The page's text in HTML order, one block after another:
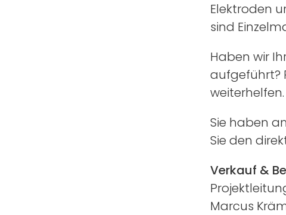
Elektroden
sind
Haben wir
aufgeführt?
weiterhelfen.
Sie haben
Sie den
Verkauf &
Marcus